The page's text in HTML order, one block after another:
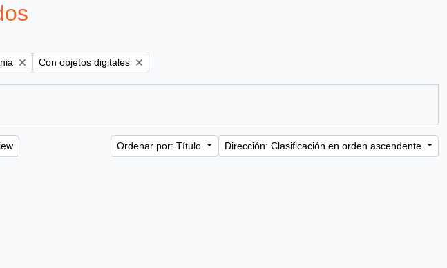
filter: Remove filter:
Con objetos digitales
Ordenar por: Título Dirección: Clasificación en orden ascendente